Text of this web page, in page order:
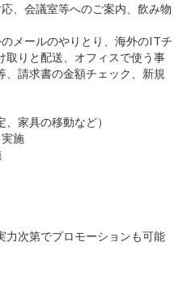
、会議室等へのご案内、飲み物
メールのやりとり、海外のITチ
取りと配送、オフィスで使う事
請求書の金額チェック、新規
家具の移動など）
施
力次第でプロモーションも可能